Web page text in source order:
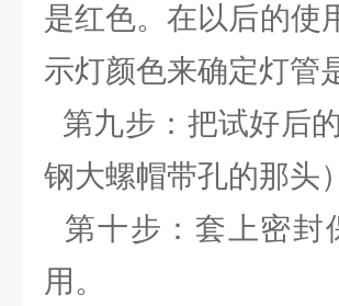
是红色。在以后的
示灯颜色来确定灯管
第九步：把试好后
钢大螺帽带孔的那头
第十步：套上密封
用。